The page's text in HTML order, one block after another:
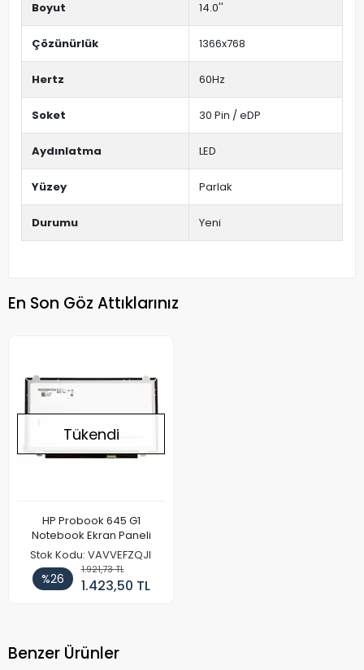
Boyut 14.0''
Çözünürlük 1366x768
Hertz 60Hz
Soket 30 Pin / eDP
Aydınlatma LED
Yüzey Parlak
Durumu Yeni
En Son Göz Attıklarınız
Tükendi
HP Probook 645 G1
Notebook Ekran Paneli
Stok Kodu: VAVVEFZQJI
%26
1.921,73 TL
1.423,50 TL
Benzer Ürünler